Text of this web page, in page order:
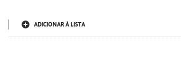
ADICIONAR À LISTA